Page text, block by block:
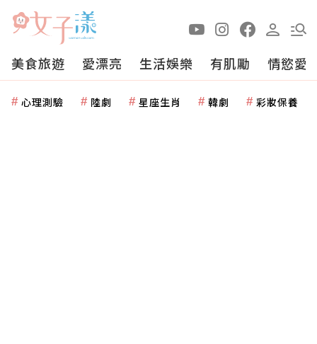
美食旅遊 愛漂亮 生活娛樂 有肌勵 情慾愛
心理測驗 陸劇 星座生肖 韓劇 彩妝保養